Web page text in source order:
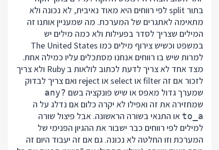
בתור split לפי רווחים היא מאוד נאיבית, לא נכונה ולא
מתאימה לאתגרים של המערכת. מה שמעניין אותנו זה
המילים שצריך לסדר בפעילות ולא כמה מילים יש
במשפט וכשיש צירוף מילים כמו The United States
למרות שיש בו רווחים אנחנו מסתכלים עליו כמילה אחת.
מצד אחד לא צריך לדעת לכתוב לולאות ב Ruby ולא צריך
לזכור אם זה filter או select או reject ואם צריך לבדוק
שמערך גדול מאפס או שיש פונקציה בשם any?
שמחזירה את זה ואפילו לא יקרה כלום אם נדלג על ה
to_a או התנאי בשורה הראשונה. אבל פיצול שורה
למילים לפי רווחים כבר ישבור את ההגיון הפנימי של
המערכת וזו החלטה לא נכונה. גם אם זה יעבוד היום זה